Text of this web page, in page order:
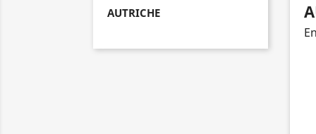
AUTRICHE